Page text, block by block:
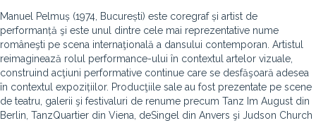
Manuel Pelmuș (1974, București) este coregraf și artist de
performanță şi este unul dintre cele mai reprezentative nume
româneşti pe scena internaţională a dansului contemporan. Artistul
reimaginează rolul performance-ului în contextul artelor vizuale,
construind acţiuni performative continue care se desfăşoară adesea
în contextul expozițiilor. Producţiile sale au fost prezentate pe scene
de teatru, galerii şi festivaluri de renume precum Tanz Im August din
Berlin, TanzQuartier din Viena, deSingel din Anvers şi Judson Church